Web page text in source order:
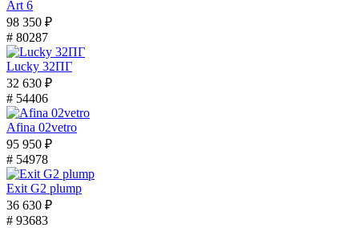
Art 6
98 350 ₽
# 80287
Lucky 32ПГ
32 630 ₽
# 54406
Afina 02vetro
95 950 ₽
# 54978
Exit G2 plump
36 630 ₽
# 93683